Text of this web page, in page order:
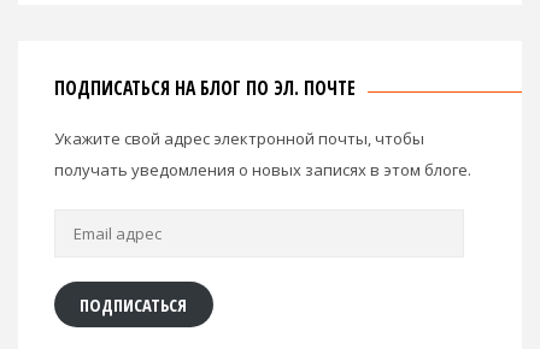
ПОДПИСАТЬСЯ НА БЛОГ ПО ЭЛ. ПОЧТЕ
Укажите свой адрес электронной почты, чтобы
получать уведомления о новых записях в этом блоге.
Email
ПОДПИСАТЬСЯ